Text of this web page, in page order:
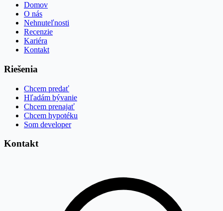
Domov
O nás
Nehnuteľnosti
Recenzie
Kariéra
Kontakt
Riešenia
Chcem predať
Hľadám bývanie
Chcem prenajať
Chcem hypotéku
Som developer
Kontakt